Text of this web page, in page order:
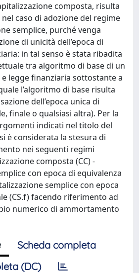
composta, risulta
caso di adozione del regime
semplice, purché venga
di unicità dell’epoca di
in tal senso è stata ribadita
tra algoritmo di base di un
legge finanziaria sottostante a
l’algoritmo di base risulta
dell’epoca unica di
finale o qualsiasi altra). Per la
indicati nel titolo del
è considerata la stesura di
nei seguenti regimi
composta (CC) -
con epoca di equivalenza
semplice con epoca
(CS.f) facendo riferimento ad
numerico di ammortamento
Scheda completa
(DC)